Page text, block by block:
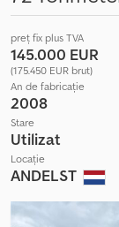
preț fix plus TVA
145.000 EUR
(175.450 EUR brut)
An de fabricație
2008
Stare
Utilizat
Locație
ANDELST